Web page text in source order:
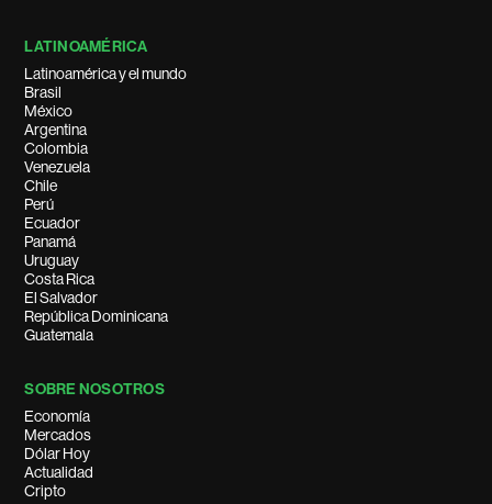
LATINOAMÉRICA
Latinoamérica y el mundo
Brasil
México
Argentina
Colombia
Venezuela
Chile
Perú
Ecuador
Panamá
Uruguay
Costa Rica
El Salvador
República Dominicana
Guatemala
SOBRE NOSOTROS
Economía
Mercados
Dólar Hoy
Actualidad
Cripto